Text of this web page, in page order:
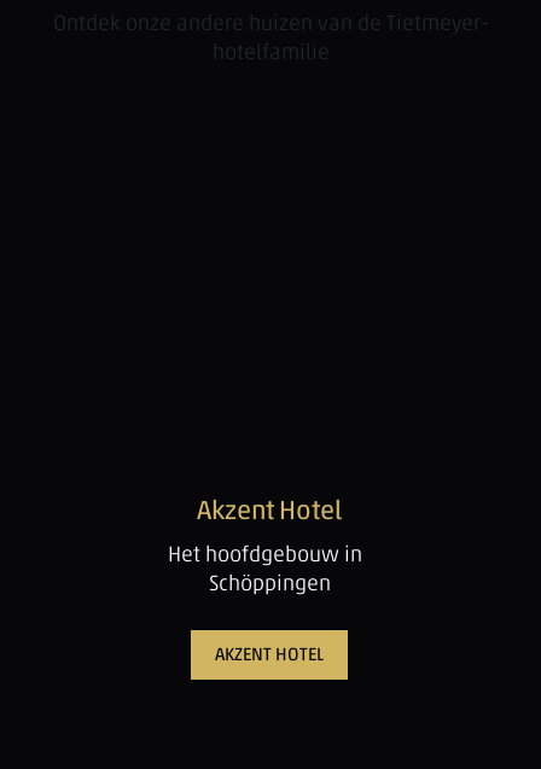
Ontdek onze andere huizen van de Tietmeyer-
hotelfamilie
Akzent Hotel
Het hoofdgebouw in
Schöppingen
AKZENT HOTEL